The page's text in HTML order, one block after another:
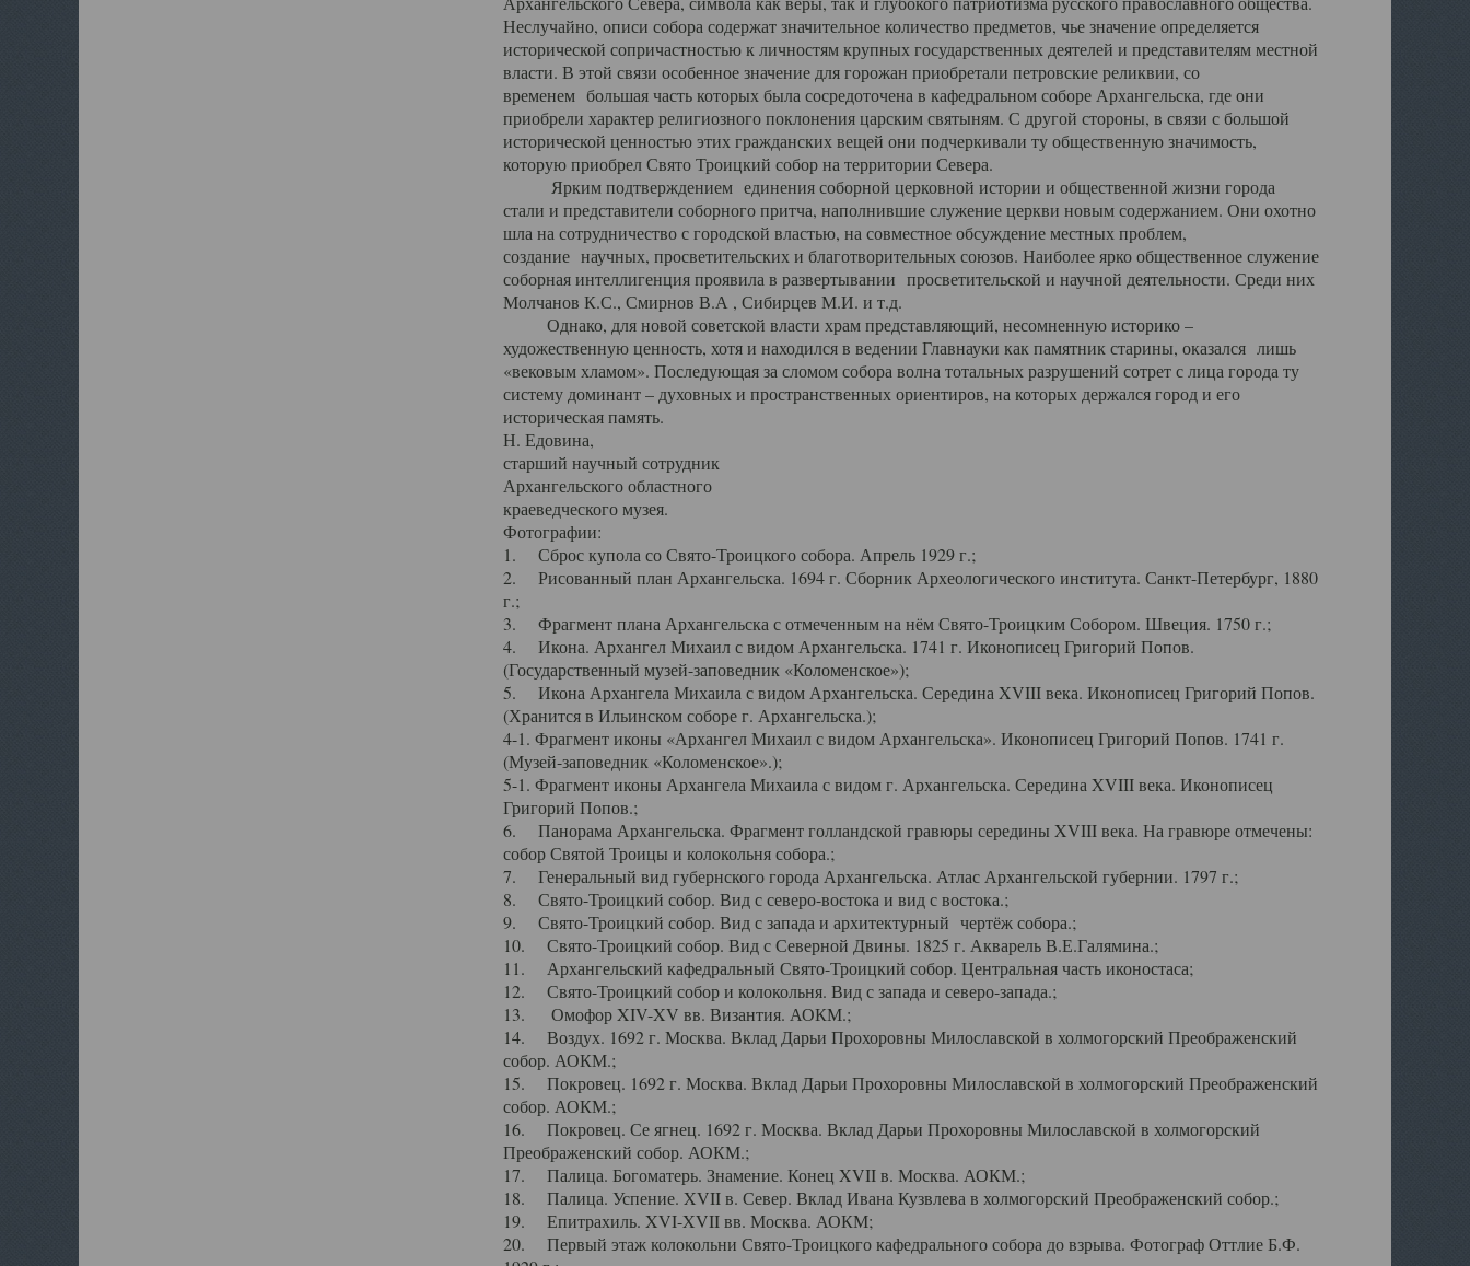
Неслучайно, описи собора содержат значительное количество предметов, чье значение определяется
исторической сопричастностью к личностям крупных государственных деятелей и представителям местной
власти. В этой связи особенное значение для горожан приобретали петровские реликвии, со
временем большая часть которых была сосредоточена в кафедральном соборе Архангельска, где они
приобрели характер религиозного поклонения царским святыням. С другой стороны, в связи с большой
исторической ценностью этих гражданских вещей они подчеркивали ту общественную значимость,
которую приобрел Свято Троицкий собор на территории Севера.
Ярким подтверждением единения соборной церковной истории и общественной жизни города
стали и представители соборного притча, наполнившие служение церкви новым содержанием. Они охотно
шла на сотрудничество с городской властью, на совместное обсуждение местных проблем,
создание научных, просветительских и благотворительных союзов. Наиболее ярко общественное служение
соборная интеллигенция проявила в развертывании просветительской и научной деятельности. Среди них
Молчанов К.С., Смирнов В.А , Сибирцев М.И. и т.д.
Однако, для новой советской власти храм представляющий, несомненную историко –
художественную ценность, хотя и находился в ведении Главнауки как памятник старины, оказался лишь
«вековым хламом». Последующая за сломом собора волна тотальных разрушений сотрет с лица города ту
систему доминант – духовных и пространственных ориентиров, на которых держался город и его
историческая память.
Н. Едовина,
старший научный сотрудник
Архангельского областного
краеведческого музея.
Фотографии:
1. Сброс купола со Свято-Троицкого собора. Апрель 1929 г.;
2. Рисованный план Архангельска. 1694 г. Сборник Археологического института. Санкт-Петербург, 1880
г.;
3. Фрагмент плана Архангельска с отмеченным на нём Свято-Троицким Собором. Швеция. 1750 г.;
4. Икона. Архангел Михаил с видом Архангельска. 1741 г. Иконописец Григорий Попов.
(Государственный музей-заповедник «Коломенское»);
5. Икона Архангела Михаила с видом Архангельска. Середина XVIII века. Иконописец Григорий Попов.
(Хранится в Ильинском соборе г. Архангельска.);
4-1. Фрагмент иконы «Архангел Михаил с видом Архангельска». Иконописец Григорий Попов. 1741 г.
(Музей-заповедник «Коломенское».);
5-1. Фрагмент иконы Архангела Михаила с видом г. Архангельска. Середина XVIII века. Иконописец
Григорий Попов.;
6. Панорама Архангельска. Фрагмент голландской гравюры середины XVIII века. На гравюре отмечены:
собор Святой Троицы и колокольня собора.;
7. Генеральный вид губернского города Архангельска. Атлас Архангельской губернии. 1797 г.;
8. Свято-Троицкий собор. Вид с северо-востока и вид с востока.;
9. Свято-Троицкий собор. Вид с запада и архитектурный чертёж собора.;
10. Свято-Троицкий собор. Вид с Северной Двины. 1825 г. Акварель В.Е.Галямина.;
11. Архангельский кафедральный Свято-Троицкий собор. Центральная часть иконостаса;
12. Свято-Троицкий собор и колокольня. Вид с запада и северо-запада.;
13. Омофор XIV-XV вв. Византия. АОКМ.;
14. Воздух. 1692 г. Москва. Вклад Дарьи Прохоровны Милославской в холмогорский Преображенский
собор. АОКМ.;
15. Покровец. 1692 г. Москва. Вклад Дарьи Прохоровны Милославской в холмогорский Преображенский
собор. АОКМ.;
16. Покровец. Се ягнец. 1692 г. Москва. Вклад Дарьи Прохоровны Милославской в холмогорский
Преображенский собор. АОКМ.;
17. Палица. Богоматерь. Знамение. Конец XVII в. Москва. АОКМ.;
18. Палица. Успение. XVII в. Север. Вклад Ивана Кузвлева в холмогорский Преображенский собор.;
19. Епитрахиль. XVI-XVII вв. Москва. АОКМ;
20. Первый этаж колокольни Свято-Троицкого кафедрального собора до взрыва. Фотограф Оттлие Б.Ф.